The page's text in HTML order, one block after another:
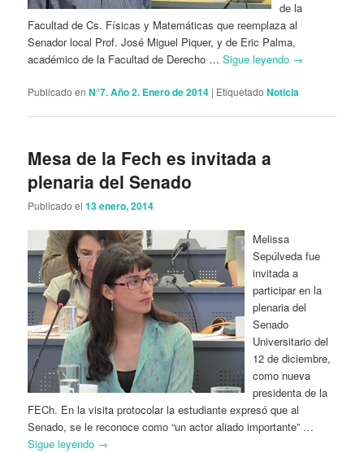
de la
Facultad de Cs. Físicas y Matemáticas que reemplaza al
Senador local Prof. José Miguel Piquer, y de Eric Palma,
académico de la Facultad de Derecho …Sigue leyendo →
Publicado en N°7. Año 2. Enero de 2014 | Etiquetado Noticia
Mesa de la Fech es invitada a
plenaria del Senado
Publicado el13 enero, 2014
Melissa
Sepúlveda fue
invitada a
participar en la
plenaria del
Senado
Universitario del
12 de diciembre,
como nueva
presidenta de la
FECh. En la visita protocolar la estudiante expresó que al
Senado, se le reconoce como “un actor aliado importante” …
Sigue leyendo →